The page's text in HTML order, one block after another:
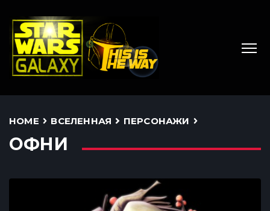
HOME ВСЕЛЕННАЯ ПЕРСОНАЖИ
ОФНИ